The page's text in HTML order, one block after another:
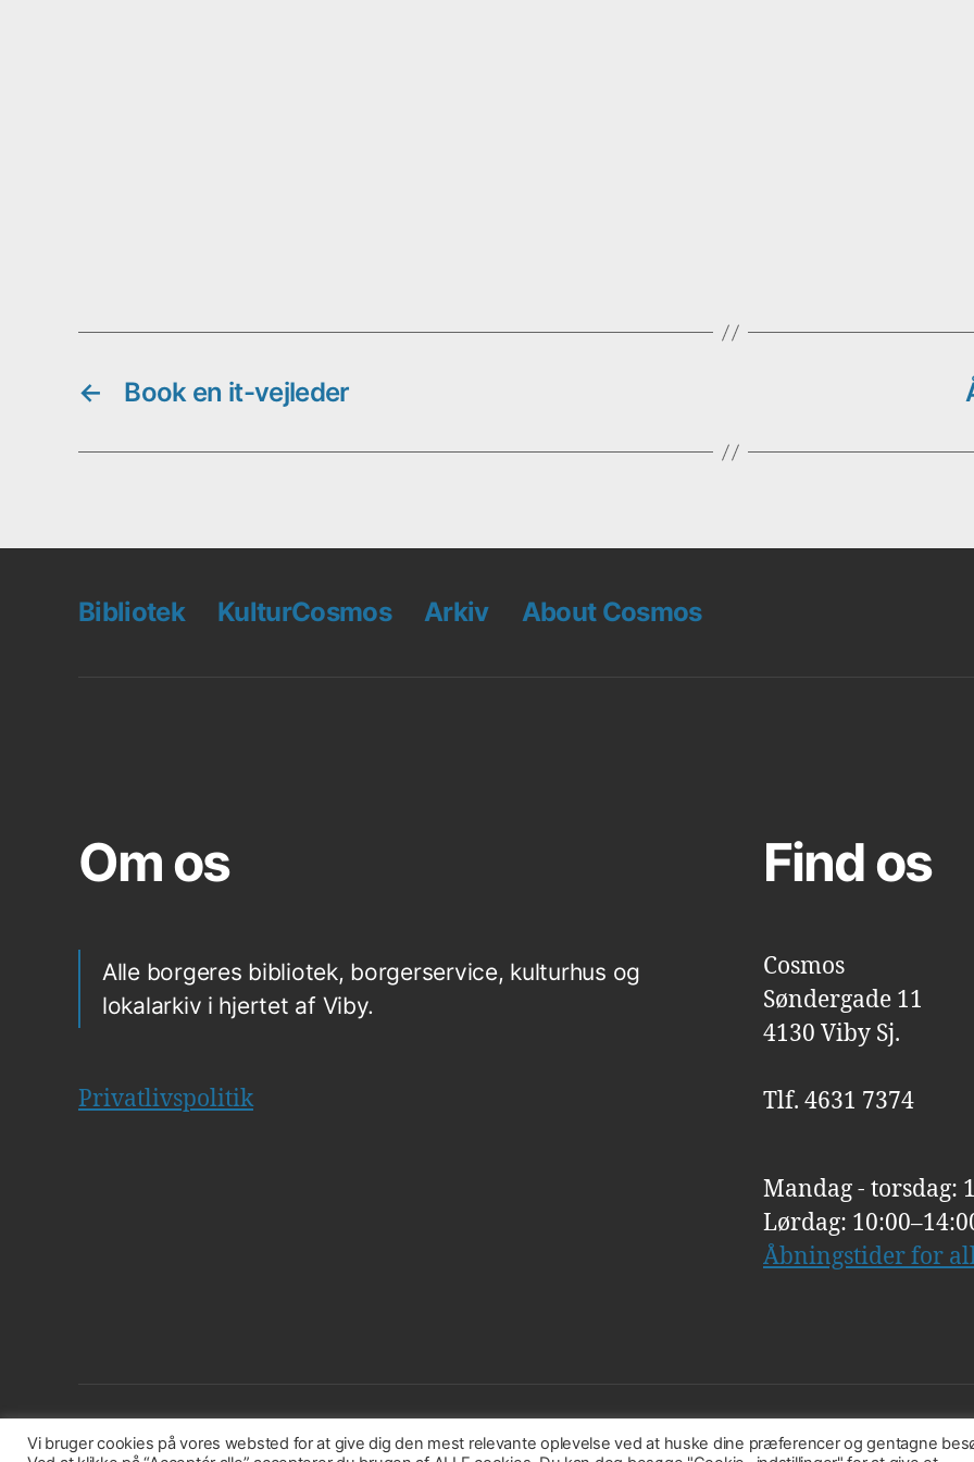
← Book en it-vejleder
Bibliotek KulturCosmos Arkiv About Cosmos
Om os
Alle borgeres bibliotek, borgerservice, kulturhus og
lokalarkiv i hjertet af Viby.
Privatlivspolitik
Find os
Cosmos
Søndergade 11
4130 Viby Sj.
Tlf. 4631 7374
Mandag - torsdag:
Lørdag:
Åbningstider for
© 2026Vores Cosmos
Vi bruger cookies på vores websted for at give dig den mest relevante oplevelse ved at huske dine præferencer og gentagne